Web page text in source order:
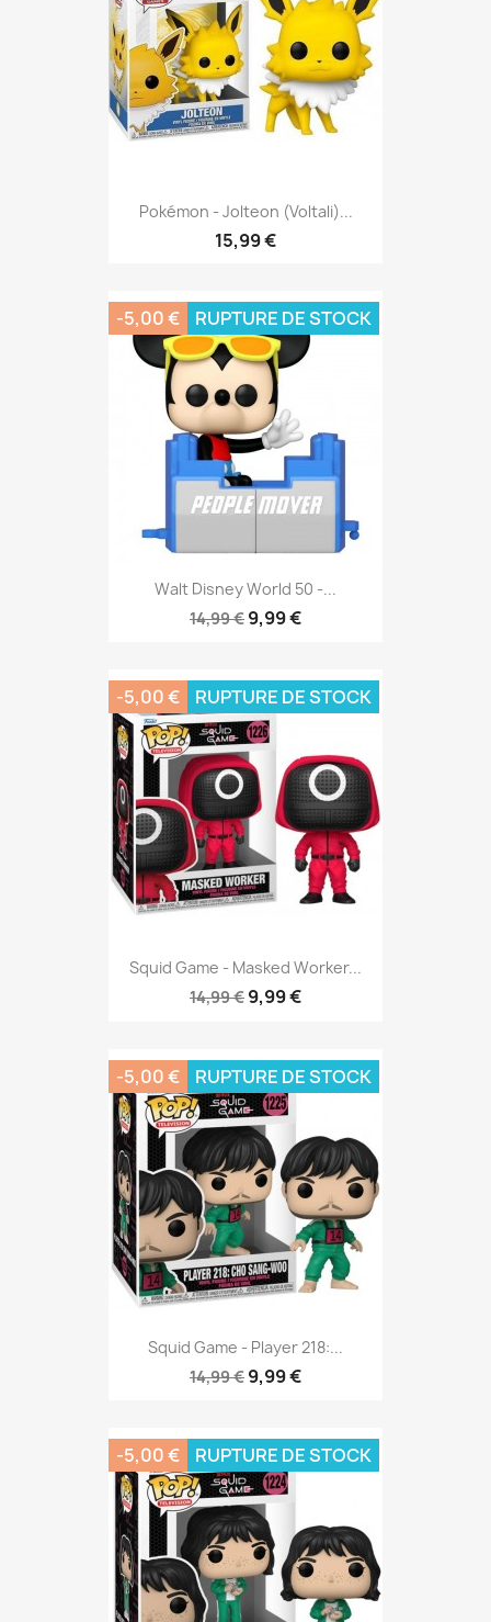
Pokémon - Jolteon (Voltali)...
15,99 €
Walt Disney World 50 -...
14,99 € 9,99 €
-5,00 € RUPTURE DE STOCK
Squid Game - Masked Worker...
14,99 € 9,99 €
-5,00 € RUPTURE DE STOCK
Squid Game - Player 218:...
14,99 € 9,99 €
-5,00 € RUPTURE DE STOCK
-5,00 € RUPTURE DE STOCK